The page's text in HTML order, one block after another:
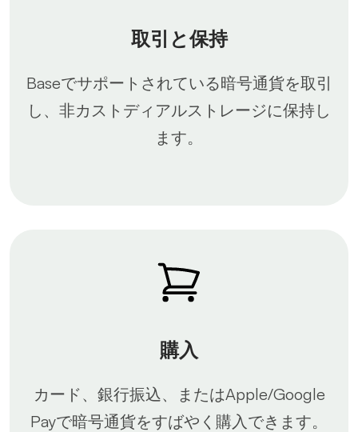
取引と保持
Baseでサポートされている暗号通貨を取引
し、非カストディアルストレージに保持し
ます。
購入
カード、銀行振込、またはApple/Google
Payで暗号通貨をすばやく購入できます。